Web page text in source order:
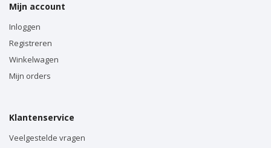
Mijn account
Inloggen
Registreren
Winkelwagen
Mijn orders
Klantenservice
Veelgestelde vragen